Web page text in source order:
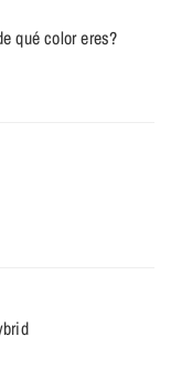
qué color eres?